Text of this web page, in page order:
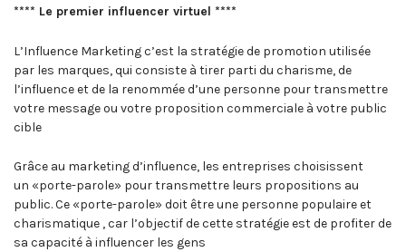
**** Le premier influencer virtuel ****
L’Influence Marketing c’est la stratégie de promotion utilisée
par les marques, qui consiste à tirer parti du charisme, de
l’influence et de la renommée d’une personne pour transmettre
votre message ou votre proposition commerciale à votre public
cible
Grâce au marketing d’influence, les entreprises choisissent
un «porte-parole» pour transmettre leurs propositions au
public. Ce «porte-parole» doit être une personne populaire et
charismatique , car l’objectif de cette stratégie est de profiter de
sa capacité à influencer les gens